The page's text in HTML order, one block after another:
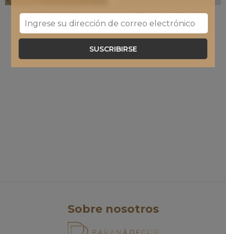
SUSCRIBIRSE
Mesa Comedor
Dablio
Mesa Comedor Eva
Sobre nosotros